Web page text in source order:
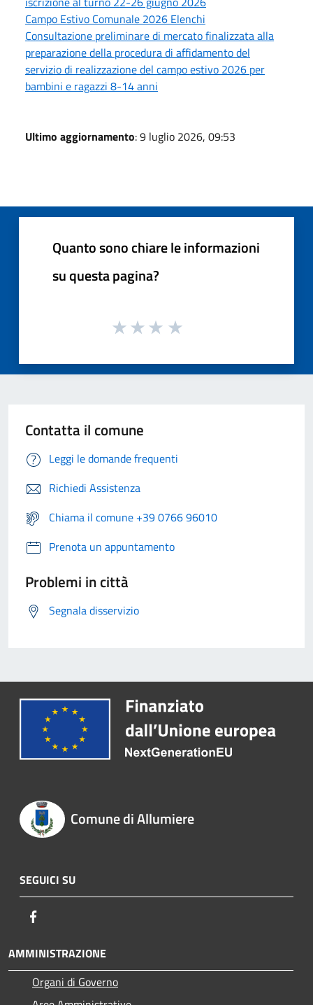
Campo Estivo Comunale 2026 Elenchi
Consultazione preliminare di mercato finalizzata alla
preparazione della procedura di affidamento del
servizio di realizzazione del campo estivo 2026 per
bambini e ragazzi 8-14 anni
Ultimo aggiornamento: 9 luglio 2026, 09:53
Quanto sono chiare le informazioni
su questa pagina?
Contatta il comune
Leggi le domande frequenti
Richiedi Assistenza
Chiama il comune +39 0766 96010
Prenota un appuntamento
Problemi in città
Segnala disservizio
Comune di Allumiere
SEGUICI SU
AMMINISTRAZIONE
Organi di Governo